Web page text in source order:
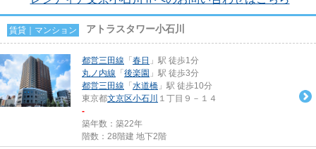
賃貸｜マンション アトラスタワー小石川
都営三田線 「 春日 」駅 徒歩1分
丸ノ内線 「 後楽園 」駅 徒歩3分
都営三田線 「 水道橋 」駅 徒歩10分
東京都文京区小石川 １丁目９－１４
-
築年数：築22年
階数：28階建 地下2階